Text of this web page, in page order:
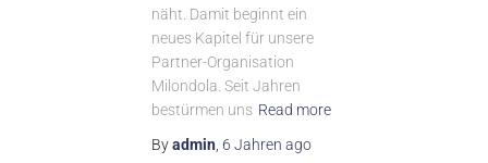
näht. Damit beginnt ein
neues Kapitel für unsere
Partner-Organisation
Milondola. Seit Jahren
bestürmen uns Read more
Byadmin 6 Jahren ago